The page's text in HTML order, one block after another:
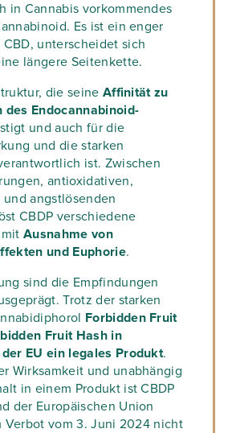
in Cannabis vorkommendes
Es ist ein enger
unterscheidet sich
längere Seitenkette.
die seine Affinität zu
des Endocannabinoid-
und auch für die
und die starken
ist. Zwischen
antioxidativen,
angstlösenden
CBDP verschiedene
Ausnahme von
und Euphorie.
sind die Empfindungen
Trotz der starken
Forbidden Fruit
Fruit Hash in
EU ein legales Produkt.
Wirksamkeit und unabhängig
in einem Produkt ist CBDP
der Europäischen Union
Verbot vom 3. Juni 2024 nicht